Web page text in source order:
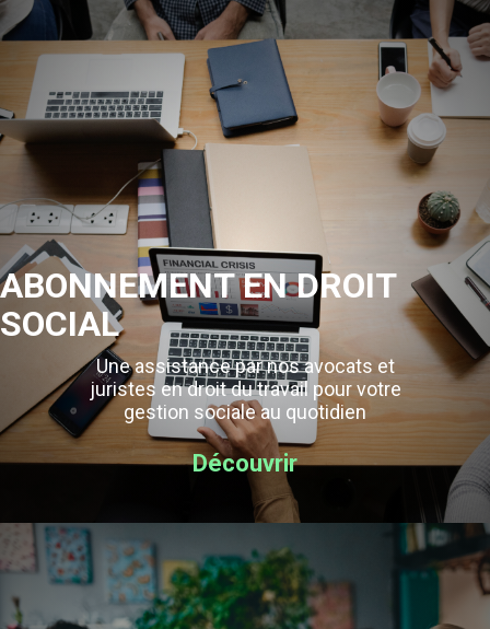
ABONNEMENT EN DROIT
SOCIAL
Une assistance par nos avocats et
juristes en droit du travail pour votre
gestion sociale au quotidien
Découvrir